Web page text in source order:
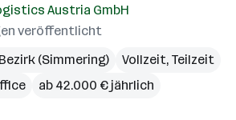
Austria GmbH
veröffentlicht
Bezirk (Simmering)
Vollzeit, Teilzeit
ab 42.000 € jährlich